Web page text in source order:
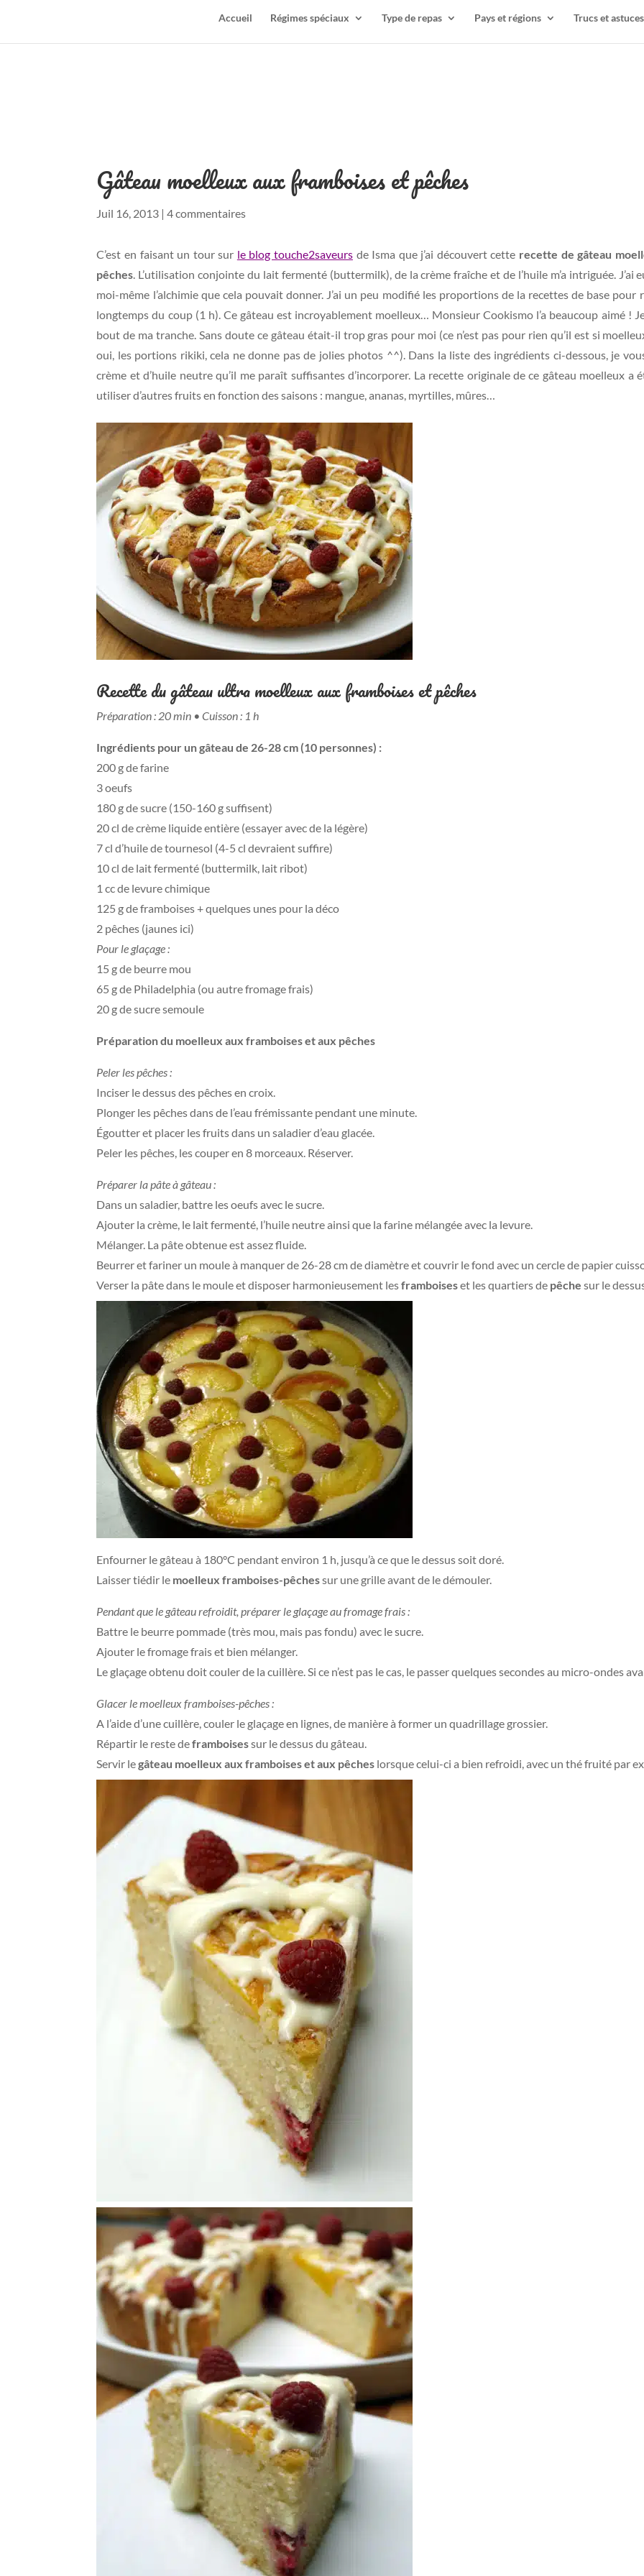
Accueil Régimes spéciaux Type de repas Pays et régions Trucs et astuces
Gâteau moelleux aux framboises et pêches
Juil 16, 2013 |4 commentaires
C’est en faisant un tour sur le blog touche2saveursde Isma que j’ai découvert cette recette de gâteau
pêches. L’utilisation conjointe du lait fermenté (buttermilk), de la crème fraîche et de l’huile m’a intriguée.
moi-même l’alchimie que cela pouvait donner. J’ai un peu modifié les proportions de la recettes de base pour
longtemps du coup (1 h). Ce gâteau est incroyablement moelleux… Monsieur Cookismo l’a beaucoup aimé !
bout de ma tranche. Sans doute ce gâteau était-il trop gras pour moi (ce n’est pas pour rien qu’il est si
oui, les portions rikiki, cela ne donne pas de jolies photos ^^). Dans la liste des ingrédients ci-dessous, je
crème et d’huile neutre qu’il me paraît suffisantes d’incorporer. La recette originale de ce gâteau moelleux a
utiliser d’autres fruits en fonction des saisons : mangue, ananas, myrtilles, mûres…
Recette du gâteau ultra moelleux aux framboises et pêches
Préparation : 20 min • Cuisson : 1 h
Ingrédients pour un gâteau de 26-28 cm (10 personnes) :
200 g de farine
3 oeufs
180 g de sucre (150-160 g suffisent)
20 cl de crème liquide entière (essayer avec de la légère)
7 cl d’huile de tournesol (4-5 cl devraient suffire)
10 cl de lait fermenté (buttermilk, lait ribot)
1 cc de levure chimique
125 g de framboises + quelques unes pour la déco
2 pêches (jaunes ici)
Pour le glaçage :
15 g de beurre mou
65 g de Philadelphia (ou autre fromage frais)
20 g de sucre semoule
Préparation du moelleux aux framboises et aux pêches
Peler les pêches :
Inciser le dessus des pêches en croix.
Plonger les pêches dans de l’eau frémissante pendant une minute.
Égoutter et placer les fruits dans un saladier d’eau glacée.
Peler les pêches, les couper en 8 morceaux. Réserver.
Préparer la pâte à gâteau :
Dans un saladier, battre les oeufs avec le sucre.
Ajouter la crème, le lait fermenté, l’huile neutre ainsi que la farine mélangée avec la levure.
Mélanger. La pâte obtenue est assez fluide.
Beurrer et fariner un moule à manquer de 26-28 cm de diamètre et couvrir le fond avec un cercle de papier
Verser la pâte dans le moule et disposer harmonieusement lesframboiseset les quartiers de pêche sur le
Enfourner le gâteau à 180°C pendant environ 1 h, jusqu’à ce que le dessus soit doré.
Laisser tiédir le moelleux framboises-pêchessur une grille avant de le démouler.
Pendant que le gâteau refroidit, préparer le glaçage au fromage frais :
Battre le beurre pommade (très mou, mais pas fondu) avec le sucre.
Ajouter le fromage frais et bien mélanger.
Le glaçage obtenu doit couler de la cuillère. Si ce n’est pas le cas, le passer quelques secondes au micro-ondes
Glacer le moelleux framboises-pêches :
A l’aide d’une cuillère, couler le glaçage en lignes, de manière à former un quadrillage grossier.
Répartir le reste deframboisessur le dessus du gâteau.
Servir legâteau moelleux aux framboises et aux pêches lorsque celui-ci a bien refroidi, avec un thé fruité par